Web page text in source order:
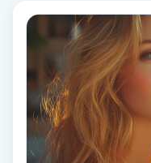
Gravidmassage
Gravidyoga
Gruppträning